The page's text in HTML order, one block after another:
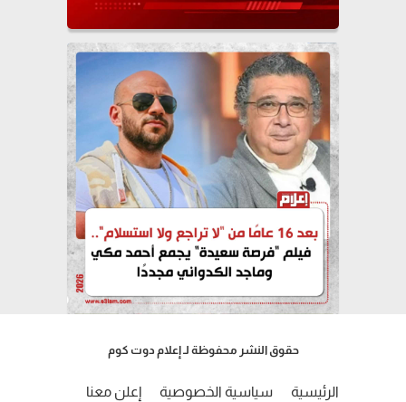
حقوق النشر محفوظة لـ إعلام دوت كوم
الرئيسية سياسية الخصوصية إعلن معنا